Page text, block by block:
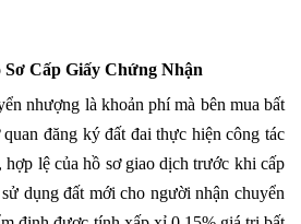
Cấp Giấy Chứng Nhận
nhượng là khoản phí mà bên mua bất
đăng ký đất đai thực hiện công tác
hợp lệ của hồ sơ giao dịch trước khi cấp
dụng đất mới cho người nhận chuyển